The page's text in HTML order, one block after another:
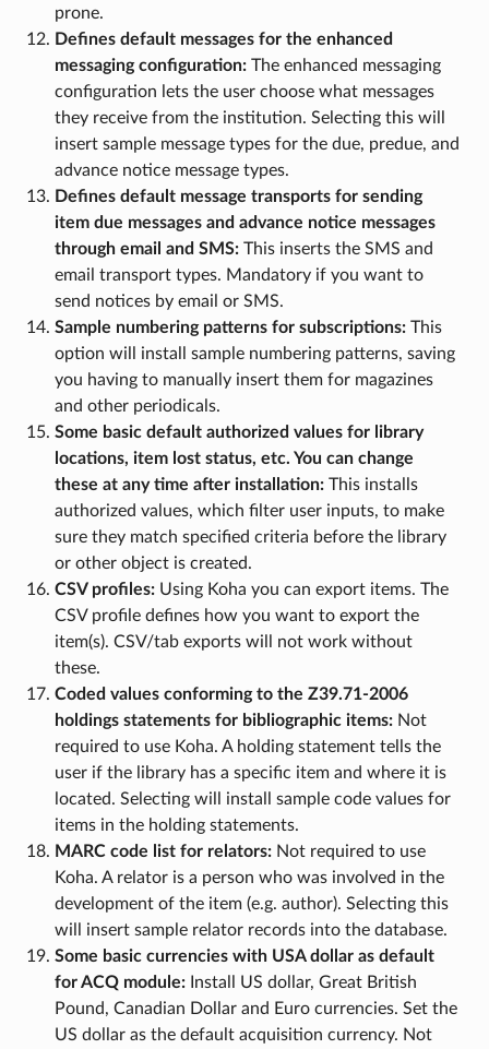
prone.
Defines default messages for the enhanced
messaging configuration:The enhanced messaging
configuration lets the user choose what messages
they receive from the institution. Selecting this will
insert sample message types for the due, predue, and
advance notice message types.
Defines default message transports for sending
item due messages and advance notice messages
through email and SMS:This inserts the SMS and
email transport types. Mandatory if you want to
send notices by email or SMS.
Sample numbering patterns for subscriptions:This
option will install sample numbering patterns, saving
you having to manually insert them for magazines
and other periodicals.
Some basic default authorized values for library
locations, item lost status, etc. You can change
these at any time after installation:This installs
authorized values, which filter user inputs, to make
sure they match specified criteria before the library
or other object is created.
CSV profiles:Using Koha you can export items. The
CSV profile defines how you want to export the
item(s). CSV/tab exports will not work without
these.
Coded values conforming to the Z39.71-2006
holdings statements for bibliographic items:Not
required to use Koha. A holding statement tells the
user if the library has a specific item and where it is
located. Selecting will install sample code values for
items in the holding statements.
MARC code list for relators:Not required to use
Koha. A relator is a person who was involved in the
development of the item (e.g. author). Selecting this
will insert sample relator records into the database.
Some basic currencies with USA dollar as default
for ACQ module:Install US dollar, Great British
Pound, Canadian Dollar and Euro currencies. Set the
US dollar as the default acquisition currency. Not